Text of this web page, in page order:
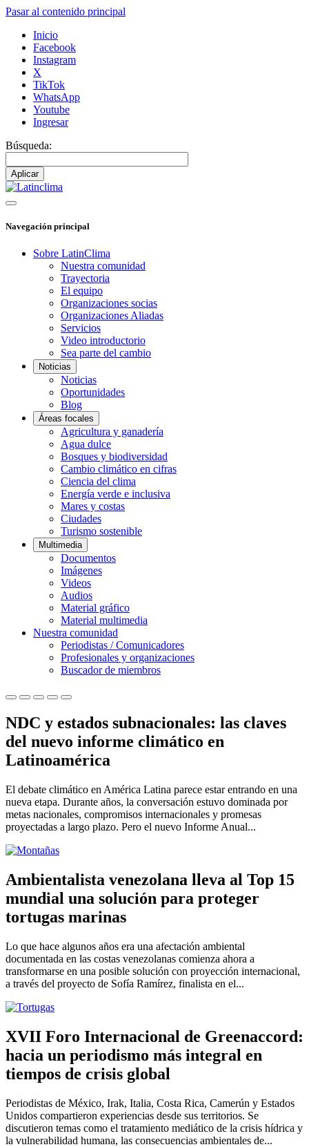
Pasar al contenido principal
Inicio
Facebook
Instagram
X
TikTok
WhatsApp
Youtube
Ingresar
Búsqueda:
Navegación principal
Sobre LatinClima
Nuestra comunidad
Trayectoria
El equipo
Organizaciones socias
Organizaciones Aliadas
Servicios
Video introductorio
Sea parte del cambio
Noticias
Noticias
Oportunidades
Blog
Áreas focales
Agricultura y ganadería
Agua dulce
Bosques y biodiversidad
Cambio climático en cifras
Ciencia del clima
Energía verde e inclusiva
Mares y costas
Ciudades
Turismo sostenible
Multimedia
Documentos
Imágenes
Videos
Audios
Material gráfico
Material multimedia
Nuestra comunidad
Periodistas / Comunicadores
Profesionales y organizaciones
Buscador de miembros
NDC y estados subnacionales: las claves
del nuevo informe climático en
Latinoamérica
El debate climático en América Latina parece estar entrando en una
nueva etapa. Durante años, la conversación estuvo dominada por
metas nacionales, compromisos internacionales y promesas
proyectadas a largo plazo. Pero el nuevo Informe Anual...
Ambientalista venezolana lleva al Top 15
mundial una solución para proteger
tortugas marinas
Lo que hace algunos años era una afectación ambiental
documentada en las costas venezolanas comienza ahora a
transformarse en una posible solución con proyección internacional,
a través del proyecto de Sofía Ramírez, finalista en el...
XVII Foro Internacional de Greenaccord:
hacia un periodismo más integral en
tiempos de crisis global
Periodistas de México, Irak, Italia, Costa Rica, Camerún y Estados
Unidos compartieron experiencias desde sus territorios. Se
discutieron temas como el tratamiento mediático de la crisis hídrica y
la vulnerabilidad humana, las consecuencias ambientales de...